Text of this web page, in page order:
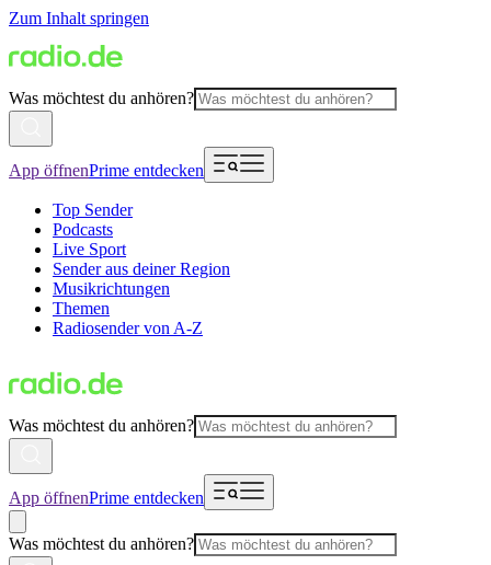
Zum Inhalt springen
Was möchtest du anhören?
App öffnenPrime entdecken
Top Sender
Podcasts
Live Sport
Sender aus deiner Region
Musikrichtungen
Themen
Radiosender von A-Z
Was möchtest du anhören?
App öffnenPrime entdecken
Was möchtest du anhören?